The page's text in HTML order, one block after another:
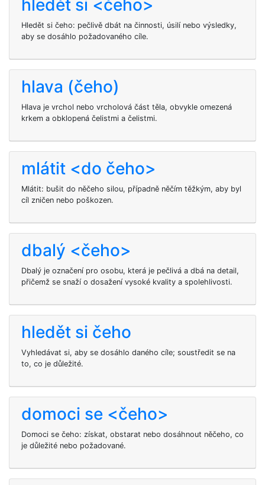
hledět si <čeho>
Hledět si čeho: pečlivě dbát na činnosti, úsilí nebo výsledky,
aby se dosáhlo požadovaného cíle.
hlava (čeho)
Hlava je vrchol nebo vrcholová část těla, obvykle omezená
krkem a obklopená čelistmi a čelistmi.
mlátit <do čeho>
Mlátit: bušit do něčeho silou, případně něčím těžkým, aby byl
cíl zničen nebo poškozen.
dbalý <čeho>
Dbalý je označení pro osobu, která je pečlivá a dbá na detail,
přičemž se snaží o dosažení vysoké kvality a spolehlivosti.
hledět si čeho
Vyhledávat si, aby se dosáhlo daného cíle; soustředit se na
to, co je důležité.
domoci se <čeho>
Domoci se čeho: získat, obstarat nebo dosáhnout něčeho, co
je důležité nebo požadované.